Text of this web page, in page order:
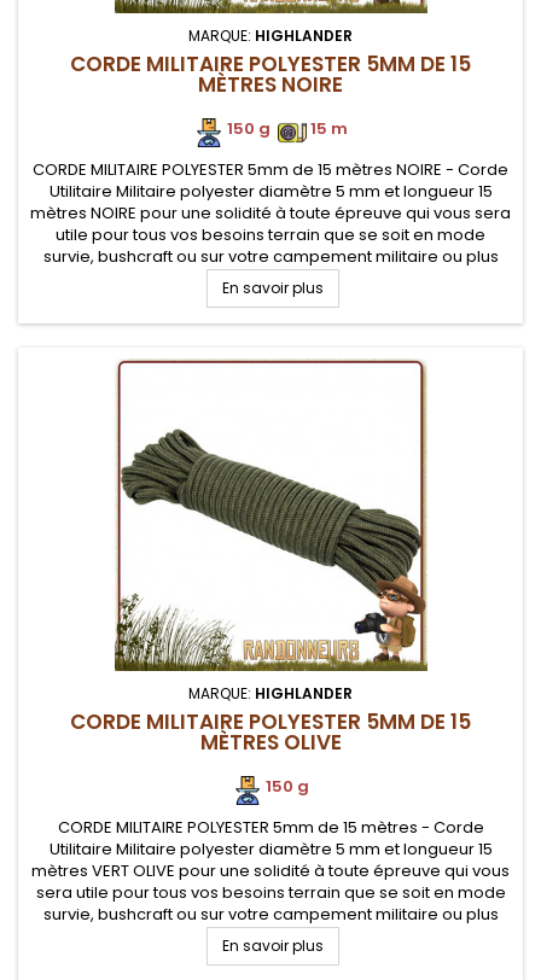
MARQUE: HIGHLANDER
CORDE MILITAIRE POLYESTER 5MM DE 15
MÈTRES NOIRE
150 g .15 m
CORDE MILITAIRE POLYESTER 5mm de 15 mètres NOIRE - Corde
Utilitaire Militaire polyester diamètre 5 mm et longueur 15
mètres NOIRE pour une solidité à toute épreuve qui vous sera
utile pour tous vos besoins terrain que se soit en mode
survie, bushcraft ou sur votre campement militaire ou plus
simplement au camping
En savoir plus
MARQUE: HIGHLANDER
CORDE MILITAIRE POLYESTER 5MM DE 15
MÈTRES OLIVE
150 g
CORDE MILITAIRE POLYESTER 5mm de 15 mètres - Corde
Utilitaire Militaire polyester diamètre 5 mm et longueur 15
mètres VERT OLIVE pour une solidité à toute épreuve qui vous
sera utile pour tous vos besoins terrain que se soit en mode
survie, bushcraft ou sur votre campement militaire ou plus
simplement au camping
En savoir plus